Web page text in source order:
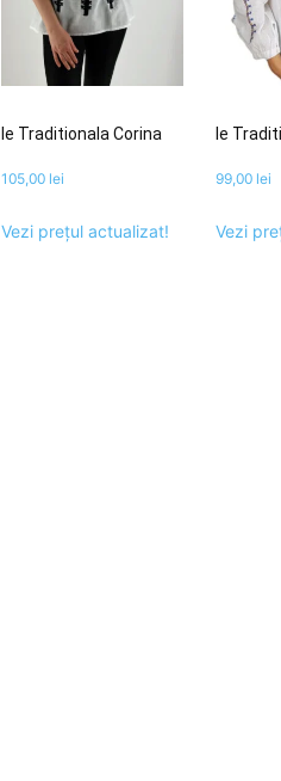
Ie Traditionala Corina
105,00 lei
Vezi prețul actualizat!
Ie
99,00 lei
Vezi